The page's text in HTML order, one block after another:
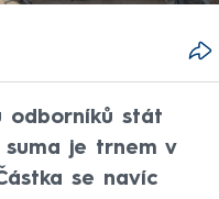
odborníků stát
suma je trnem v
se navíc